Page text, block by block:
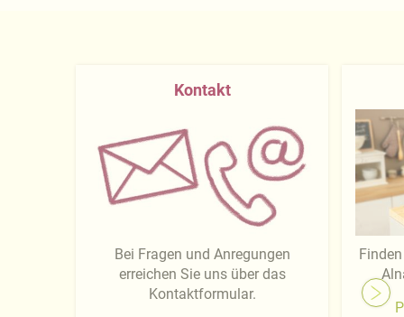
Kontakt
Bei Fragen und Anregungen
erreichen Sie uns über das
Kontaktformular.